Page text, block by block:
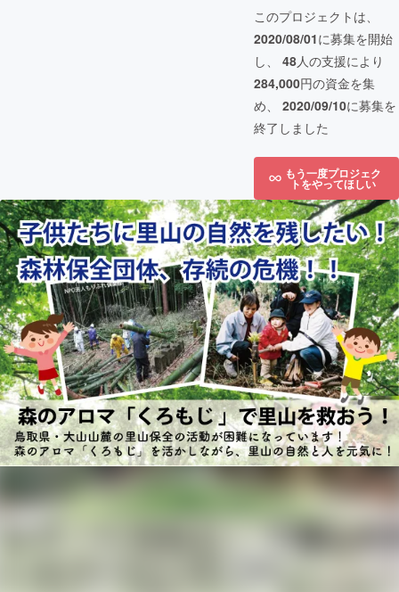
このプロジェクトは、
2020/08/01に募集を開始
し、 48人の支援により
284,000円の資金を集
め、 2020/09/10に募集を
終了しました
もう一度プロジェク
トをやってほしい